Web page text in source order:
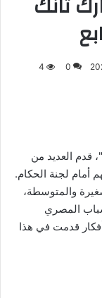
0
4
قدم العديد من
أمام لجنة الحكام.
والمتوسطة،
المصري
قدمت في هذا